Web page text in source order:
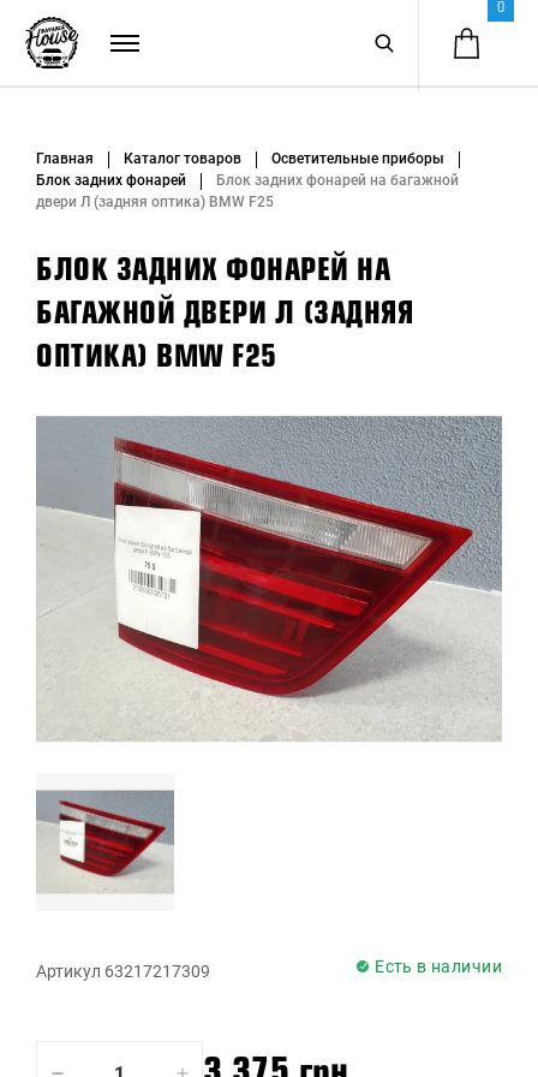
0
Главная Каталог товаров
Осветительные приборы
Блок задних фонарей
Блок задних фонарей на багажной
двери Л (задняя оптика) BMW F25
БЛОК ЗАДНИХ ФОНАРЕЙ НА
БАГАЖНОЙ ДВЕРИ Л (ЗАДНЯЯ
ОПТИКА) BMW F25
Артикул 63217217309 Есть в наличии